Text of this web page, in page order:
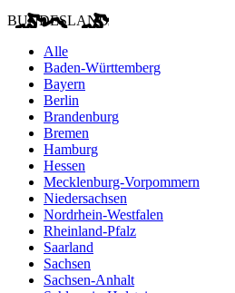
BUNDESLAND
Alle
Baden-Württemberg
Bayern
Berlin
Brandenburg
Bremen
Hamburg
Hessen
Mecklenburg-Vorpommern
Niedersachsen
Nordrhein-Westfalen
Rheinland-Pfalz
Saarland
Sachsen
Sachsen-Anhalt